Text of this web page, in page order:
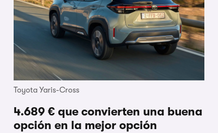
Toyota Yaris-Cross
4.689 € que convierten una buena
opción en la mejor opción